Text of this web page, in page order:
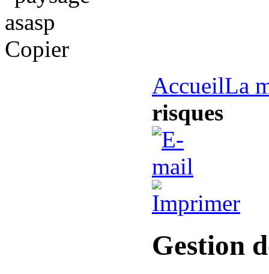
AccueilLa
risques
Gestion